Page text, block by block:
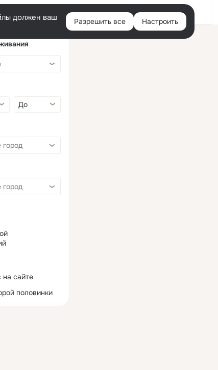
Войти
должен ваш
Разрешить все Настроить
на сайте
половинки